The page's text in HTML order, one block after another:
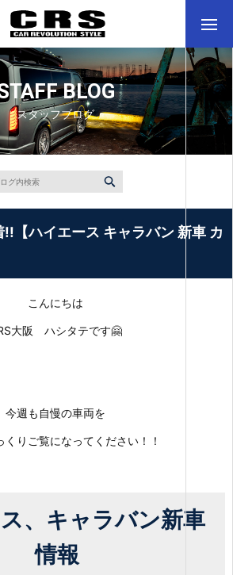
BLOG
スタッフブログ
【ハイエース キャラバン 新車 カ
こんにちは
大阪 ハシタテです🤗
今週も自慢の車両を
くりご覧になってください！！
、キャラバン新車
情報